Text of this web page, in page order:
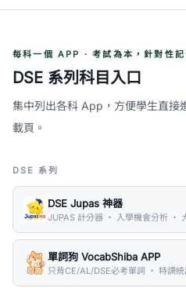
每科一個 APP · 考試為本，針對性記
DSE 系列科目入口
集中列出各科 App，方便學生直接
載頁。
DSE 系列
DSE Jupas 神器
JUPAS 計分器 ・ 入學機會分析 ・
單詞狗 VocabShiba APP
只背CE/AL/DSE必考單詞 ・ 特調